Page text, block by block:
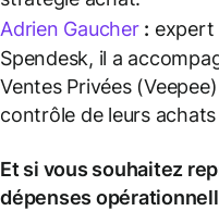
Adrien Gaucher : expert
Spendesk, il a
Ventes Privées
contrôle de leurs
Et si vous souhaitez
dépenses